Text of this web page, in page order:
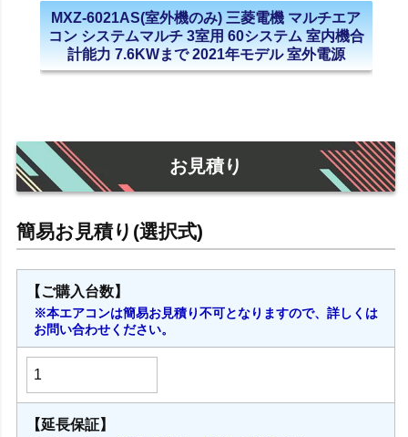
MXZ-6021AS(室外機のみ) 三菱電機 マルチエア
コン システムマルチ 3室用 60システム 室内機合
計能力 7.6KWまで 2021年モデル 室外電源
お見積り
【ご購入台数】
※本エアコンは簡易お見積り不可となりますので、詳しくは
お問い合わせください。
【延長保証】